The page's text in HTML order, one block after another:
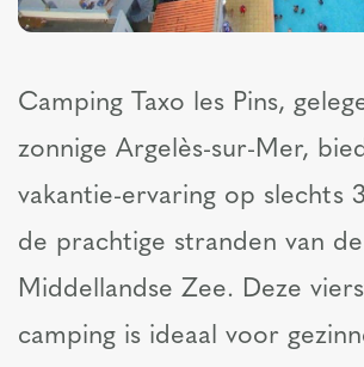
Camping Taxo les Pins,
zonnige Argelès-sur-Mer,
vakantie-ervaring op slechts
de prachtige stranden van de
Middellandse Zee. Deze
camping is ideaal voor